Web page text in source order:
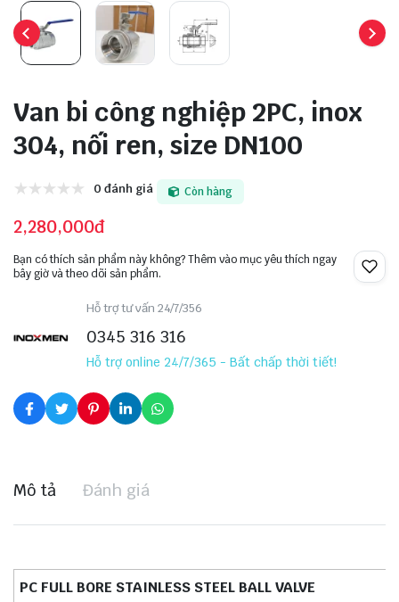
Van bi công nghiệp 2PC, inox
304, nối ren, size DN100
0 đánh giá Còn hàng
2,280,000đ
Bạn có thích sản phẩm này không? Thêm vào mục yêu thích ngay
bây giờ và theo dõi sản phẩm.
Hỗ trợ tư vấn 24/7/356
0345 316 316
Hỗ trợ online 24/7/365 - Bất chấp thời tiết!
Mô tả Đánh giá
PC FULL BORE STAINLESS STEEL BALL VALVE